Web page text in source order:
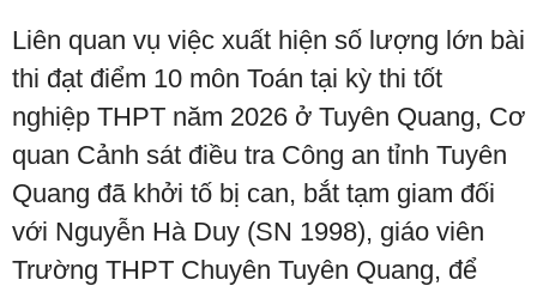
Liên quan vụ việc xuất hiện số lượng lớn bài
thi đạt điểm 10 môn Toán tại kỳ thi tốt
nghiệp THPT năm 2026 ở Tuyên Quang, Cơ
quan Cảnh sát điều tra Công an tỉnh Tuyên
Quang đã khởi tố bị can, bắt tạm giam đối
với Nguyễn Hà Duy (SN 1998), giáo viên
Trường THPT Chuyên Tuyên Quang, để